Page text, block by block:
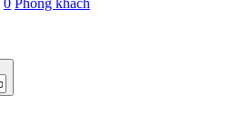
0 Phòng khách